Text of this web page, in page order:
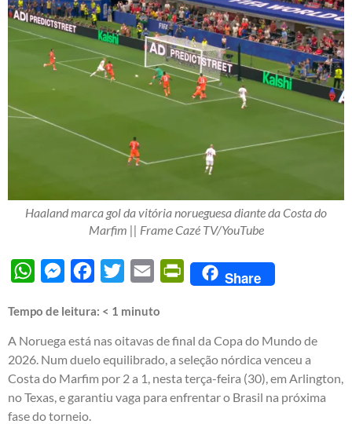
Haaland marca gol da vitória norueguesa diante da Costa do
Marfim || Frame Cazé TV/YouTube
WhatsAppMessengerFacebook
Twitter Email PrintFriendly
Share
Tempo de leitura: < 1 minuto
A Noruega está nas oitavas de final da Copa do Mundo de
2026. Num duelo equilibrado, a seleção nórdica venceu a
Costa do Marfim por 2 a 1, nesta terça-feira (30), em Arlington,
no Texas, e garantiu vaga para enfrentar o Brasil na próxima
fase do torneio.